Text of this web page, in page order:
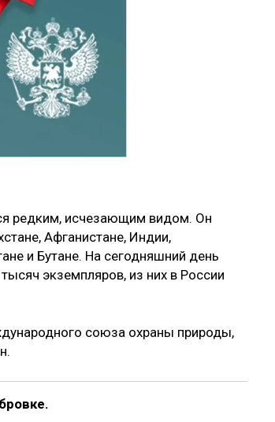
редким, исчезающим видом. Он
Афганистане, Индии,
и Бутане. На сегодняшний день
экземпляров, из них в России
союза охраны природы,